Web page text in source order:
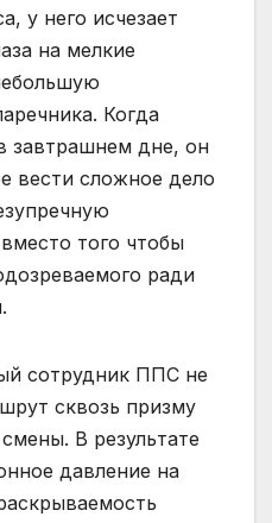
у него исчезает
на мелкие
Когда
завтрашнем дне, он
вести сложное дело
того чтобы
ради
сотрудник ППС не
сквозь призму
В результате
давление на